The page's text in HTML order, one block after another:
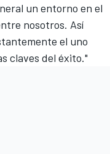
un entorno en el
nosotros. Así
el uno
claves del éxito."